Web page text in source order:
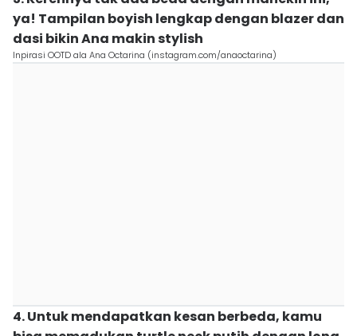
ya! Tampilan boyish lengkap dengan blazer dan
dasi bikin Ana makin stylish
Inpirasi OOTD ala Ana Octarina (instagram.com/anaoctarina)
4. Untuk mendapatkan kesan berbeda, kamu